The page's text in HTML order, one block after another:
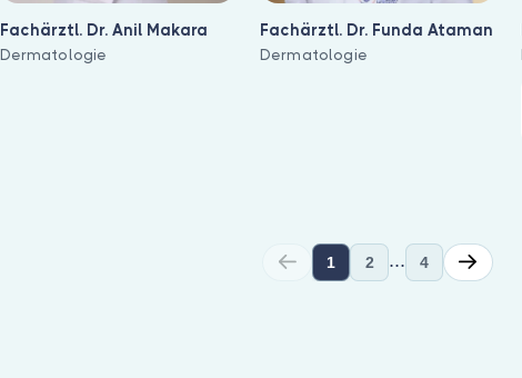
Fachärztl. Dr. Anil Makara
Dermatologie
Fachärztl. Dr. Funda Ataman
Dermatologie
1 2 ... 4